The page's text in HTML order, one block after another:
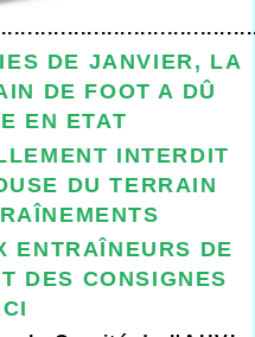
DE JANVIER, LA
DE FOOT A DÛ
EN ETAT
INTERDIT
DU TERRAIN
ENTRAÎNEURS DE
DES CONSIGNES